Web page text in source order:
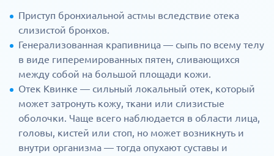
Приступ бронхиальной астмы вследствие отека
слизистой бронхов.
Генерализованная крапивница — сыпь по всему телу
в виде гиперемированных пятен, сливающихся
между собой на большой площади кожи.
Отек Квинке — сильный локальный отек, который
может затронуть кожу, ткани или слизистые
оболочки. Чаще всего наблюдается в области лица,
головы, кистей или стоп, но может возникнуть и
внутри организма — тогда опухают суставы и